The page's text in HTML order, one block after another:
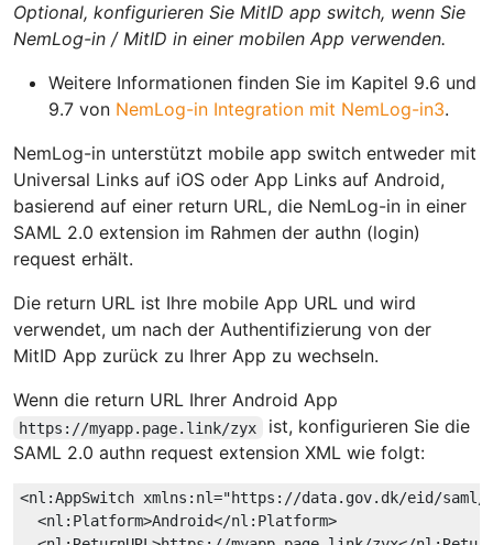
Optional, konfigurieren Sie MitID app switch, wenn Sie
NemLog-in / MitID in einer mobilen App verwenden.
Weitere Informationen finden Sie im Kapitel 9.6 und
9.7 von NemLog-in Integration mit NemLog-in3.
NemLog-in unterstützt mobile app switch entweder mit
Universal Links auf iOS oder App Links auf Android,
basierend auf einer return URL, die NemLog-in in einer
SAML 2.0 extension im Rahmen der authn (login)
request erhält.
Die return URL ist Ihre mobile App URL und wird
verwendet, um nach der Authentifizierung von der
MitID App zurück zu Ihrer App zu wechseln.
Wenn die return URL Ihrer Android App
https://myapp.page.link/zyx
ist, konfigurieren Sie die
SAML 2.0 authn request extension XML wie folgt:
<nl:AppSwitch xmlns:nl="https://data.gov.dk/eid/saml/
<nl:Platform>Android</nl:Platform>